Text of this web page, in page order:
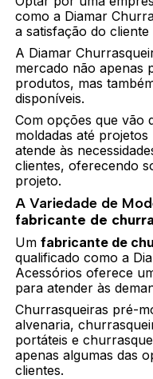
como a Diamar
a satisfação do
A Diamar
mercado não apenas
produtos, mas
disponíveis.
Com opções que vão
moldadas até
atende às
clientes, oferecendo
projeto.
A Variedade de
fabricante de
Umfabricante de
qualificado como a
Acessórios oferece
para atender às
Churrasqueiras pré-
alvenaria,
portáteis e
apenas algumas das
clientes.